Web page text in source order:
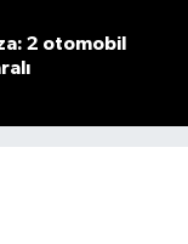
2 otomobil